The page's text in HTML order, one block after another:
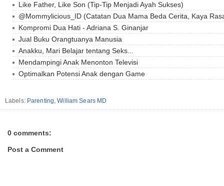
Like Father, Like Son (Tip-Tip Menjadi Ayah Sukses)
@Mommylicious_ID (Catatan Dua Mama Beda Cerita, Kaya
Kompromi Dua Hati - Adriana S. Ginanjar
Jual Buku Orangtuanya Manusia
Anakku, Mari Belajar tentang Seks...
Mendampingi Anak Menonton Televisi
Optimalkan Potensi Anak dengan Game
Labels: Parenting,William Sears MD
0 comments:
Post a Comment